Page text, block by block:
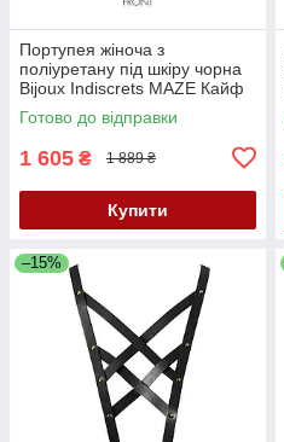
Портупея жіноча з
поліуретану під шкіру чорна
Bijoux Indiscrets MAZE Кайф
Готово до відправки
1 605 ₴ 1 889 ₴
Купити
–15%